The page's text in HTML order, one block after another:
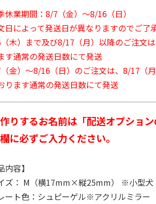
休業期間：8/7（金）～8/16（日）
日によって発送日が異なりますのでご了
（木）まで及び8/17（月）以降のご注文
す通常の発送日数にて発送
（金）～8/16（日）のご注文は、8/17（
ります通常の発送日数にて発送
りするお名前は「配送オプショ
に必ずご入力ください。
内容】
ズ： M（横17mm×縦25mm） ※小型犬
ート色：シュピーゲル※アクリルミラー